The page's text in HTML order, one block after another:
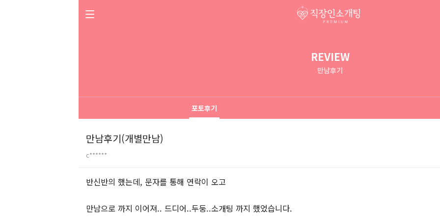
REVIEW
만남후기
포토후기
만남후기(개별만남)
c******
본문
반신반의 했는데, 문자를 통해 연락이 오고
만남으로 까지 이어져.. 드디어..두둥..소개팅 까지 했었습니다.